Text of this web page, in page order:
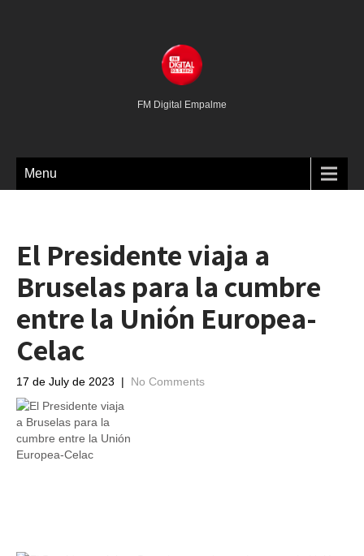
FM Digital Empalme
Menu
El Presidente viaja a
Bruselas para la cumbre
entre la Unión Europea-
Celac
17 de July de 2023 | No Comments